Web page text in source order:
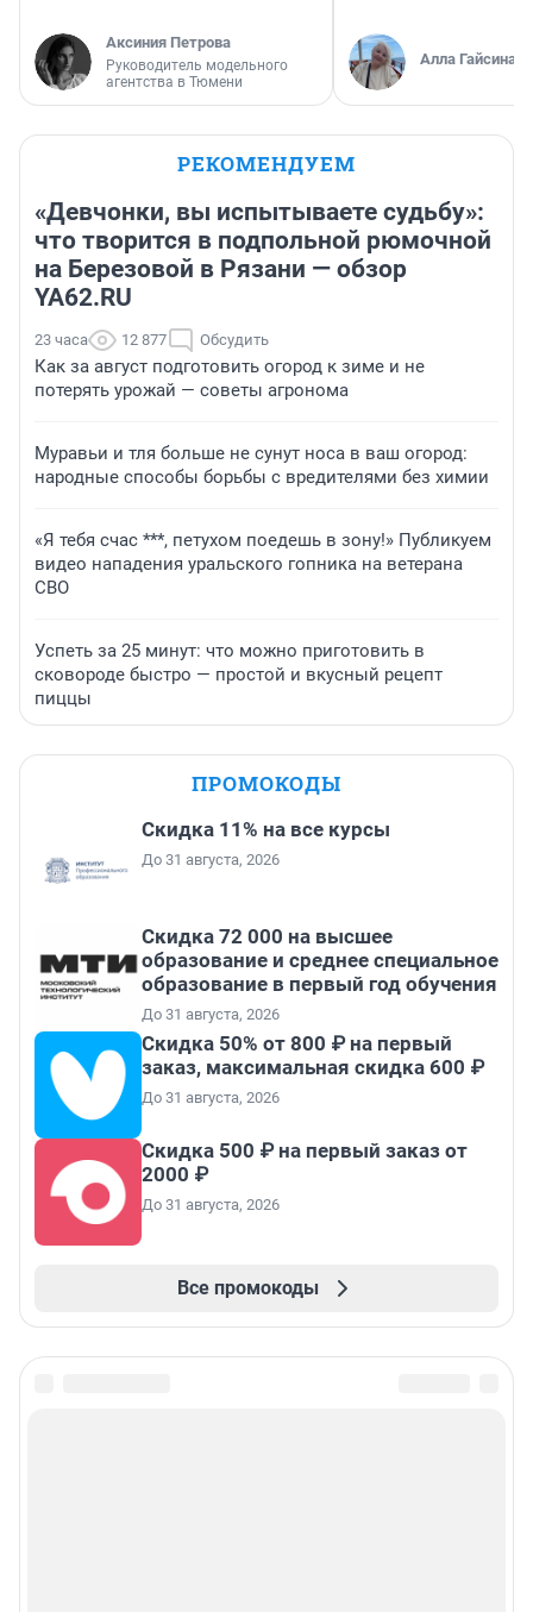
Аксиния Петрова
Руководитель модельного
агентства в Тюмени
Алла Гайсина
РЕКОМЕНДУЕМ
«Девчонки, вы испытываете судьбу»:
что творится в подпольной рюмочной
на Березовой в Рязани — обзор
YA62.RU
23 часа 12 877 Обсудить
Как за август подготовить огород к зиме и не
потерять урожай — советы агронома
Муравьи и тля больше не сунут носа в ваш огород:
народные способы борьбы с вредителями без химии
«Я тебя счас ***, петухом поедешь в зону!» Публикуем
видео нападения уральского гопника на ветерана
СВО
Успеть за 25 минут: что можно приготовить в
сковороде быстро — простой и вкусный рецепт
пиццы
ПРОМОКОДЫ
Скидка 11% на все курсы
До 31 августа, 2026
Скидка 72 000 на высшее
образование и среднее специальное
образование в первый год обучения
До 31 августа, 2026
Скидка 50% от 800 ₽ на первый
заказ, максимальная скидка 600 ₽
До 31 августа, 2026
Скидка 500 ₽ на первый заказ от
2000 ₽
До 31 августа, 2026
Все промокоды